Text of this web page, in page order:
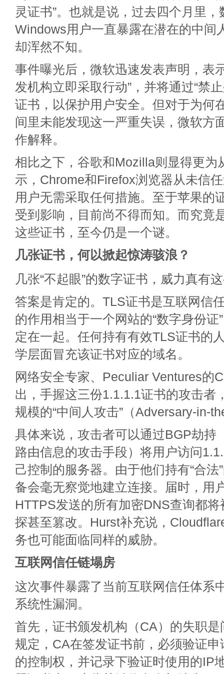
灵证书”。也就是说，过去四个月里
Windows用户一直暴露在潜在的中间
却浑然不知。
事件曝光后，微软迅速发表声明，表
发机构立即采取行动”，并将通过“禁
证书，以保护用户安全。但对于为何
间里未能发现这一严重失误，微软方
作解释。
相比之下，谷歌和Mozilla则显得更为
示，Chrome和Firefox浏览器从未信
用户无需采取任何措施。至于苹果的
受到影响，目前尚不得而知。而究竟
这些证书，至今仍是一个谜。
几张证书，何以掀起惊涛骇浪？
几张“不起眼”的数字证书，威力真有
答案是肯定的。TLS证书是互联网信
的作用相当于一个网站的“数字身份证
定在一起。任何持有有效TLS证书的
学层面冒充该证书对应的域名。
网络安全专家、Peculiar Ventures的
出，手握这三份1.1.1.1证书的攻击者
规模的“中间人攻击”（Adversary-in-
具体来说，攻击者可以通过BGP劫持
路由信息的攻击手段）将用户访问
己控制的服务器。由于他们持有“合法
备会毫无察觉地建立连接。届时，用
HTTPS发送的所有加密DNS查询都
探甚至篡改。Hurst补充说，
务也可能面临同样的威胁。
互联网信任链塌房
这次事件暴露了当前互联网信任体系
系统性漏洞。
首先，证书颁发机构（CA）的失职
规定，CA在签发证书前，必须验证
的控制权，并记录下验证时使用的IP